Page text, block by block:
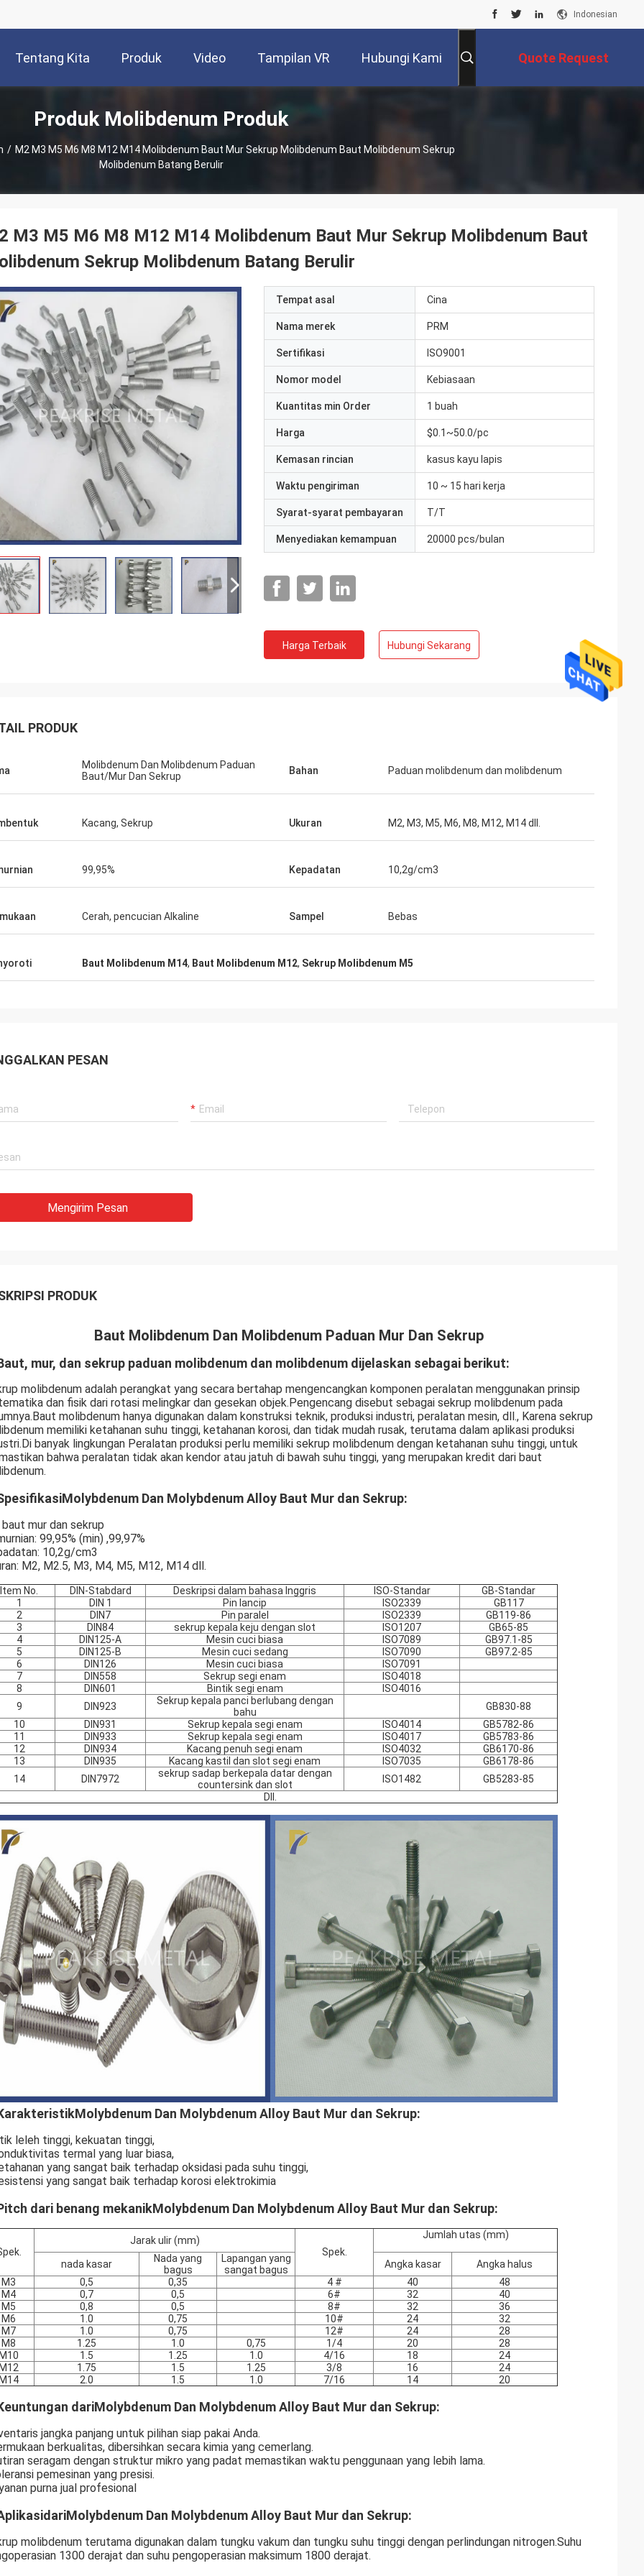
Indonesian
Tentang Kita Produk Video Tampilan VR Hubungi Kami Quote Request
Produk Molibdenum Produk
/ M2 M3 M5 M6 M8 M12 M14 Molibdenum Baut Mur Sekrup Molibdenum Baut Molibdenum Sekrup
Molibdenum Batang Berulir
Adrian Hayter
Barang yang dibeli kali ini sangat
memuaskan, kualitasnya sangat bagus,
M3 M5 M6 M8 M12 M14 Molibdenum Baut Mur Sekrup Molibdenum Baut
Sekrup Molibdenum Batang Berulir
Tempat asal Cina
Nama merek PRM
Sertifikasi ISO9001
Nomor model Kebiasaan
Kuantitas min Order 1 buah
Harga $0.1~50.0/pc
Kemasan rincian kasus kayu lapis
Waktu pengiriman 10 ~ 15 hari kerja
Syarat-syarat pembayaran T/T
Menyediakan kemampuan 20000 pcs/bulan
Harga Terbaik Hubungi Sekarang
PRODUK
Molibdenum Dan Molibdenum Paduan
Baut/Mur Dan Sekrup
Bahan Paduan molibdenum dan molibdenum
Kacang, Sekrup Ukuran M2, M3, M5, M6, M8, M12, M14 dll.
99,95% Kepadatan 10,2g/cm3
Cerah, pencucian Alkaline Sampel Bebas
Baut Molibdenum M14, Baut Molibdenum M12, Sekrup Molibdenum M5
PESAN
Mengirim Pesan
PRODUK
Baut Molibdenum Dan Molibdenum Paduan Mur Dan Sekrup
mur, dan sekrup paduan molibdenum dan molibdenum dijelaskan sebagai berikut:
molibdenum adalah perangkat yang secara bertahap mengencangkan komponen peralatan menggunakan prinsip
dan fisik dari rotasi melingkar dan gesekan objek.Pengencang disebut sebagai sekrup molibdenum pada
Baut molibdenum hanya digunakan dalam konstruksi teknik, produksi industri, peralatan mesin, dll., Karena sekrup
memiliki ketahanan suhu tinggi, ketahanan korosi, dan tidak mudah rusak, terutama dalam aplikasi produksi
banyak lingkungan Peralatan produksi perlu memiliki sekrup molibdenum dengan ketahanan suhu tinggi, untuk
bahwa peralatan tidak akan kendor atau jatuh di bawah suhu tinggi, yang merupakan kredit dari baut
Molybdenum Dan Molybdenum Alloy Baut Mur dan Sekrup:
mur dan sekrup
99,95% (min) ,99,97%
10,2g/cm3
M2, M2.5, M3, M4, M5, M12, M14 dll.
Item No. DIN-Stabdard Deskripsi dalam bahasa Inggris ISO-Standar
GB-Standar
1
DIN 1 Pin lancip ISO2339
GB117
2
DIN7 Pin paralel ISO2339
GB119-86
3
DIN84 sekrup kepala keju dengan slot ISO1207
GB65-85
4
DIN125-A Mesin cuci biasa ISO7089
GB97.1-85
5
DIN125-B Mesin cuci sedang ISO7090
GB97.2-85
6
DIN126 Mesin cuci biasa
ISO7091
7
DIN558 Sekrup segi enam
ISO4018
8
DIN601 Bintik segi enam
ISO4016
9
DIN923
Sekrup kepala panci berlubang dengan
bahu
GB830-88
10
DIN931 Sekrup kepala segi enam ISO4014
GB5782-86
11
DIN933 Sekrup kepala segi enam ISO4017
GB5783-86
12
DIN934 Kacang penuh segi enam ISO4032
GB6170-86
13
DIN935 Kacang kastil dan slot segi enam ISO7035
GB6178-86
14
DIN7972
sekrup sadap berkepala datar dengan
countersink dan slot
ISO1482
GB5283-85
Dll.
Molybdenum Dan Molybdenum Alloy Baut Mur dan Sekrup:
leleh tinggi, kekuatan tinggi,
termal yang luar biasa,
yang sangat baik terhadap oksidasi pada suhu tinggi,
yang sangat baik terhadap korosi elektrokimia
dari benang mekanikMolybdenum Dan Molybdenum Alloy Baut Mur dan Sekrup:
Jarak ulir (mm)
Spek.
Jumlah utas (mm)
nada kasar
Nada yang
bagus
Lapangan yang
sangat bagus
Angka kasar
Angka halus
M3
0,5 0,35 4 # 40
48
M4
0,7 0,5 6# 32
40
M5
0,8 0,5 8# 32
36
M6
1.0 0,75 10# 24
32
M7
1.0 0,75 12# 24
28
M8
1.25 1.0 0,75 1/4 20
28
1.5 1.25 1.0 4/16 18
24
1.75 1.5 1.25 3/8 16
24
2.0 1.5 1.0 7/16 14 20
dariMolybdenum Dan Molybdenum Alloy Baut Mur dan Sekrup:
jangka panjang untuk pilihan siap pakai Anda.
berkualitas, dibersihkan secara kimia yang cemerlang.
seragam dengan struktur mikro yang padat memastikan waktu penggunaan yang lebih lama.
pemesinan yang presisi.
purna jual profesional
dariMolybdenum Dan Molybdenum Alloy Baut Mur dan Sekrup:
molibdenum terutama digunakan dalam tungku vakum dan tungku suhu tinggi dengan perlindungan nitrogen.Suhu
1300 derajat dan suhu pengoperasian maksimum 1800 derajat.